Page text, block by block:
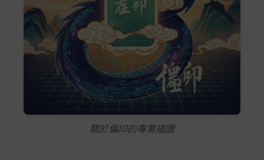
關於偏印的專業插圖